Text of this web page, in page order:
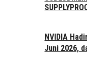
SUPPLY
NVIDIA
Juni 2026,